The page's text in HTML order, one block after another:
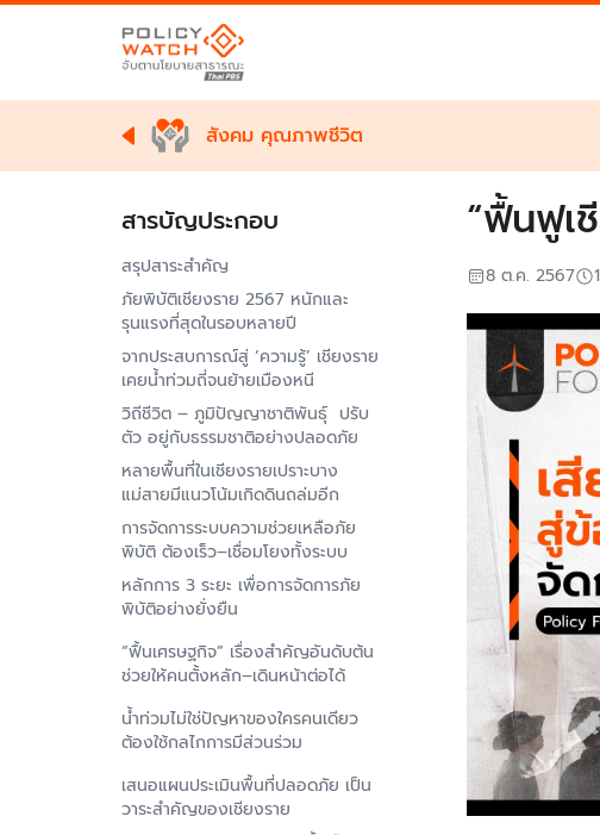
สังคม คุณภาพชีวิต
สารบัญประกอบ
สรุปสาระสำคัญ
ภัยพิบัติเชียงราย 2567 หนักและ
รุนแรงที่สุดในรอบหลายปี
จากประสบการณ์สู่ ‘ความรู้’ เชียงราย
เคยน้ำท่วมถี่จนย้ายเมืองหนี
วิถีชีวิต – ภูมิปัญญาชาติพันธุ์ ปรับ
ตัว อยู่กับธรรมชาติอย่างปลอดภัย
หลายพื้นที่ในเชียงรายเปราะบาง
แม่สายมีแนวโน้มเกิดดินถล่มอีก
การจัดการระบบความช่วยเหลือภัย
พิบัติ ต้องเร็ว–เชื่อมโยงทั้งระบบ
หลักการ 3 ระยะ เพื่อการจัดการภัย
พิบัติอย่างยั่งยืน
“ฟื้นเศรษฐกิจ” เรื่องสำคัญอันดับต้น
ช่วยให้คนตั้งหลัก–เดินหน้าต่อได้
น้ำท่วมไม่ใช่ปัญหาของใครคนเดียว
ต้องใช้กลไกการมีส่วนร่วม
เสนอแผนประเมินพื้นที่ปลอดภัย เป็น
วาระสำคัญของเชียงราย
“ฟื้นฟูเ
8 ต.ค. 2567